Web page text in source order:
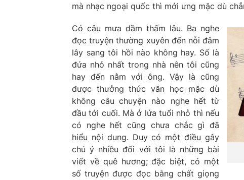
mà nhạc ngoại quốc thì mới ưng mặc dù
Có câu mưa dầm thấm lâu. Ba nghe
đọc truyện thường xuyên đến nỗi đâm
lây sang tôi hồi nào không hay. Số là
đứa nhỏ nhất trong nhà nên tôi cũng
hay đến nằm với ông. Vậy là cũng
được thưởng thức văn học mặc dù
không câu chuyện nào nghe hết từ
đầu tới cuối. Mà ở lứa tuổi nhỏ thì nếu
có nghe hết cũng chưa chắc gì đã
hiểu nội dung. Duy có một điều gây
chú ý nhiều đối với tôi là những bài
viết về quê hương; đặc biệt, có một
số truyện được đọc bằng chất giọng